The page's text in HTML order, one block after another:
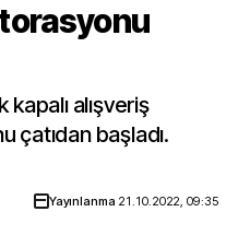
kapalı alışveriş
çatıdan başladı.
Yayınlanma 21.10.2022, 09:35